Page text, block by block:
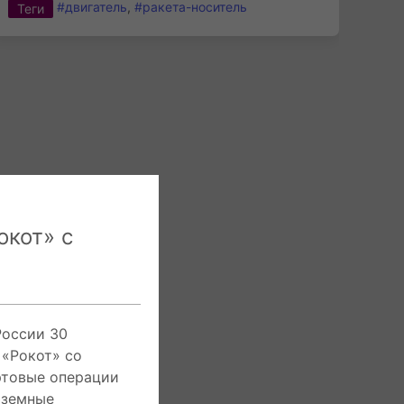
Теги
#двигатель ,#ракета-носитель
с
30
со
операции